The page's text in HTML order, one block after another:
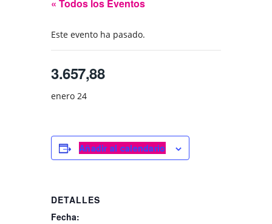
« Todos los Eventos
Este evento ha pasado.
3.657,88
enero 24
Añadir al calendario
DETALLES
Fecha: